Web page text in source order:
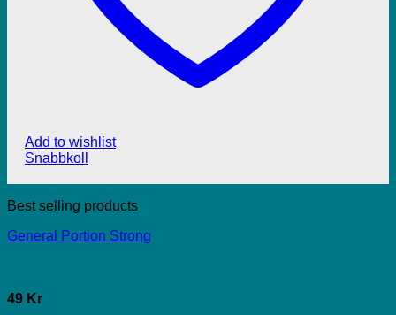
Add to wishlist
Snabbkoll
Best selling products
General Portion Strong
49 Kr